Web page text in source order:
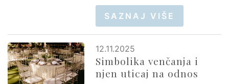
SAZNAJ VIŠE
12.11.2025
Simbolika venčanja i
njen uticaj na odnos